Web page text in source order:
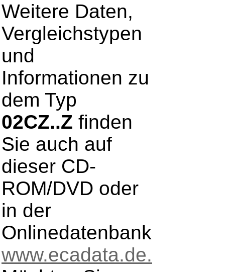
Weitere Daten,
Vergleichstypen
und
Informationen zu
dem Typ
02CZ..Z finden
Sie auch auf
dieser CD-
ROM/DVD oder
in der
Onlinedatenbank
www.ecadata.de.